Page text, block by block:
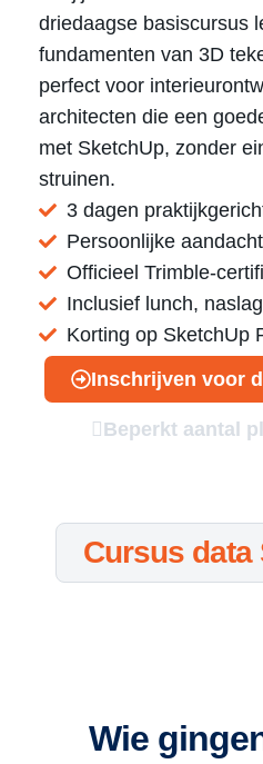
Cursus data
driedaagse basiscursus
fundamenten van 3D
perfect voor
architecten die een
met SketchUp, zonder
struinen.
3 dagen
Persoonlijke
Officieel Trimble-
Inclusief lunch,
Korting op SketchUp
Inschrijven voor
Beperkt aantal
Wie